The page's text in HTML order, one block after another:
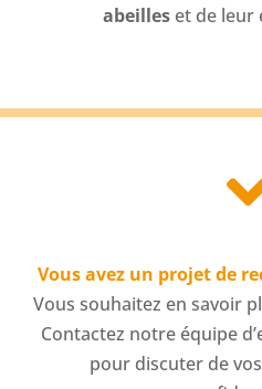
abeilles et de leur
Vous avez un projet de
Vous souhaitez en savoir
Contactez notre équipe
pour discuter de